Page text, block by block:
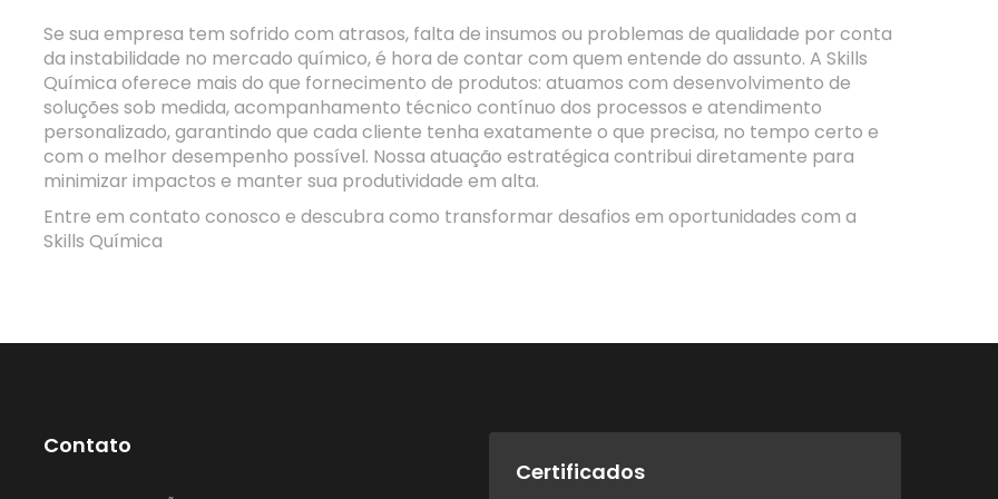
Se sua empresa tem sofrido com atrasos, falta de insumos ou problemas de qualidade por conta
da instabilidade no mercado químico, é hora de contar com quem entende do assunto. A Skills
Química oferece mais do que fornecimento de produtos: atuamos com desenvolvimento de
soluções sob medida, acompanhamento técnico contínuo dos processos e atendimento
personalizado, garantindo que cada cliente tenha exatamente o que precisa, no tempo certo e
com o melhor desempenho possível. Nossa atuação estratégica contribui diretamente para
minimizar impactos e manter sua produtividade em alta.
Entre em contato conosco e descubra como transformar desafios em oportunidades com a
Skills Química
Contato
Certificados